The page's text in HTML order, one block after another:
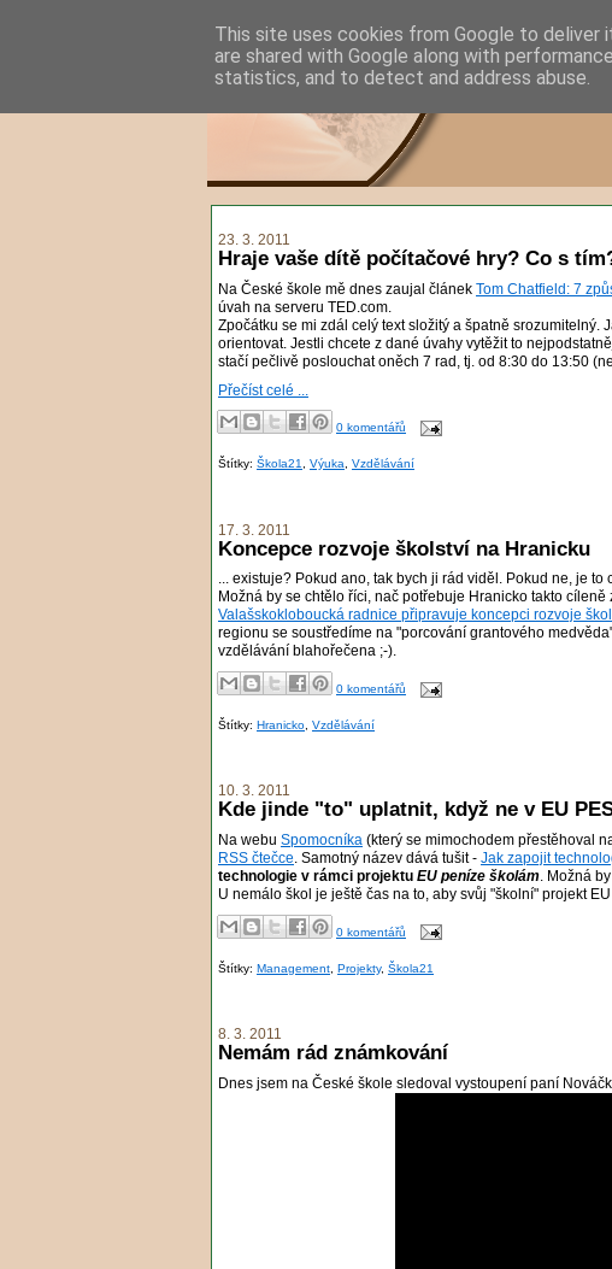
23. 3. 2011
Hraje vaše dítě počítačové hry? Co s
Na České škole mě dnes zaujal článek Tom Chatfield: 7
úvah na serveru TED.com.
Zpočátku se mi zdál celý text složitý a špatně
orientovat. Jestli chcete z dané úvahy vytěžit to
stačí pečlivě poslouchat oněch 7 rad, tj. od 8:30 do 13:50
Přečíst celé ...
0 komentářů
Štítky: Škola21, Výuka, Vzdělávání
17. 3. 2011
Koncepce rozvoje školství na Hranicku
... existuje? Pokud ano, tak bych ji rád viděl. Pokud ne, je to
Možná by se chtělo říci, nač potřebuje Hranicko takto
Valašskokloboucká radnice připravuje koncepci rozvoje
regionu se soustředíme na "porcování grantového
vzdělávání blahořečena ;-).
0 komentářů
Štítky: Hranicko Vzdělávání
10. 3. 2011
Kde jinde "to" uplatnit, když ne v EU
Na webu Spomocníka (který se mimochodem přestěhoval
RSS čtečce . Samotný název dává tušit - Jak zapojit
technologie v rámci projektu EU peníze školám . Možná
U nemálo škol je ještě čas na to, aby svůj "školní" projekt
0 komentářů
Štítky: Management Projekty, Škola21
8. 3. 2011
Nemám rád známkování
Dnes jsem na České škole sledoval vystoupení paní
This site uses cookies from Google to deliver
are shared with Google along with
statistics, and to detect and address abuse.